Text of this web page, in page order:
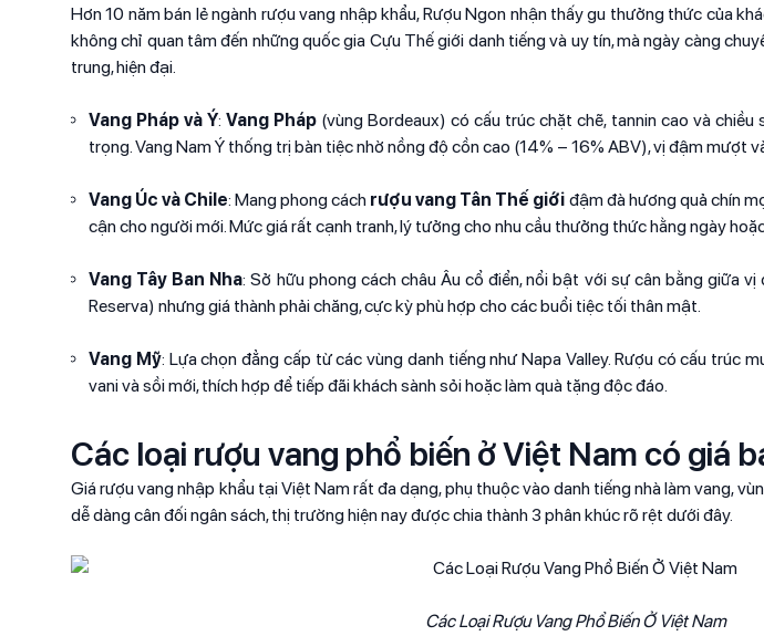
Hơn 10 năm bán lẻ ngành rượu vang nhập khẩu, Rượu Ngon nhận thấy gu thưởng thức của
không chỉ quan tâm đến những quốc gia Cựu Thế giới danh tiếng và uy tín, mà ngày càng
trung, hiện đại.
Vang Pháp và Ý:Vang Pháp (vùng Bordeaux) có cấu trúc chặt chẽ, tannin cao và chiều
trọng. Vang Nam Ý thống trị bàn tiệc nhờ nồng độ cồn cao (14% – 16% ABV), vị đậm mượt
Vang Úc và Chile: Mang phong cách rượu vang Tân Thế giới đậm đà hương quả chín
cận cho người mới. Mức giá rất cạnh tranh, lý tưởng cho nhu cầu thưởng thức hằng ngày
Vang Tây Ban Nha: Sở hữu phong cách châu Âu cổ điển, nổi bật với sự cân bằng giữa
Reserva) nhưng giá thành phải chăng, cực kỳ phù hợp cho các buổi tiệc tối thân mật.
Vang Mỹ: Lựa chọn đẳng cấp từ các vùng danh tiếng như Napa Valley. Rượu có cấu trúc
vani và sồi mới, thích hợp để tiếp đãi khách sành sỏi hoặc làm quà tặng độc đáo.
Các loại rượu vang phổ biến ở Việt Nam có giá
Giá rượu vang nhập khẩu tại Việt Nam rất đa dạng, phụ thuộc vào danh tiếng nhà làm vang,
dễ dàng cân đối ngân sách, thị trường hiện nay được chia thành 3 phân khúc rõ rệt dưới đây.
Các Loại Rượu Vang Phổ Biến Ở Việt Nam